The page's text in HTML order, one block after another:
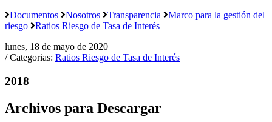
Documentos
Nosotros Transparencia
Marco para la gestión del
riesgo
Ratios Riesgo de Tasa de Interés
lunes, 18 de mayo de 2020
/ Categorias: Ratios Riesgo de Tasa de Interés
2018
Archivos para Descargar